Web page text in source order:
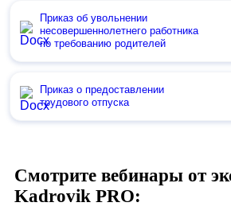
Приказ об увольнении
несовершеннолетнего работника
по требованию родителей
Приказ о предоставлении
трудового отпуска
Смотрите вебинары от
Kadrovik PRO: